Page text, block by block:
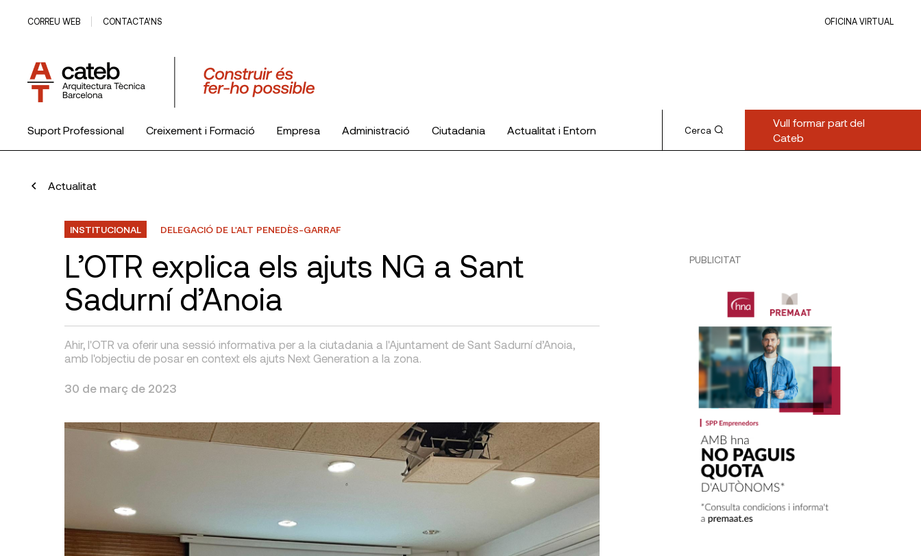
CORREU WEB CONTACTA’NS OFICINA VIRTUAL
Suport Professional Creixement i Formació Empresa Administració Ciutadania Actualitat i Entorn Cerca
Vull formar part del
Cateb
Actualitat
INSTITUCIONAL DELEGACIÓ DE L'ALT PENEDÈS-GARRAF
L’OTR explica els ajuts NG a Sant
Sadurní d’Anoia
Ahir, l'OTR va oferir una sessió informativa per a la ciutadania a l'Ajuntament de Sant Sadurní d’Anoia,
amb l'objectiu de posar en context els ajuts Next Generation a la zona.
30 de març de 2023
PUBLICITAT